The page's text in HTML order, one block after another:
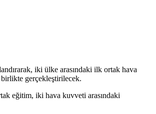
iki ülke arasındaki ilk ortak hava
birlikte gerçekleştirilecek.
eğitim, iki hava kuvveti arasındaki